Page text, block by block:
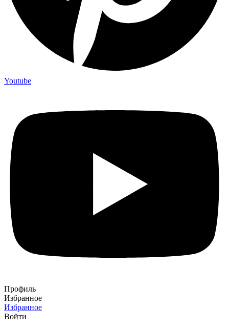
Youtube
Профиль
Избранное
Избранное
Войти